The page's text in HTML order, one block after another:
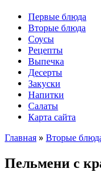
Первые блюда
Вторые блюда
Соусы
Рецепты
Выпечка
Десерты
Закуски
Напитки
Салаты
Карта сайта
Главная » Вторые
Пельмени с